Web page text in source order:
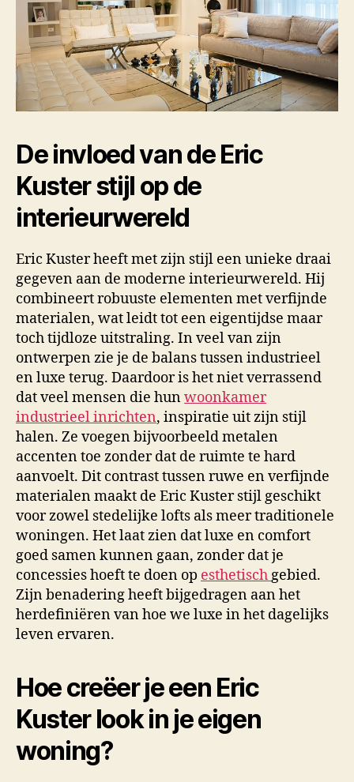
De invloed van de Eric
Kuster stijl op de
interieurwereld
Eric Kuster heeft met zijn stijl een unieke draai
gegeven aan de moderne interieurwereld. Hij
combineert robuuste elementen met verfijnde
materialen, wat leidt tot een eigentijdse maar
toch tijdloze uitstraling. In veel van zijn
ontwerpen zie je de balans tussen industrieel
en luxe terug. Daardoor is het niet verrassend
dat veel mensen die hunwoonkamer
industrieel inrichten, inspiratie uit zijn stijl
halen. Ze voegen bijvoorbeeld metalen
accenten toe zonder dat de ruimte te hard
aanvoelt. Dit contrast tussen ruwe en verfijnde
materialen maakt de Eric Kuster stijl geschikt
voor zowel stedelijke lofts als meer traditionele
woningen. Het laat zien dat luxe en comfort
goed samen kunnen gaan, zonder dat je
concessies hoeft te doen op esthetisch gebied.
Zijn benadering heeft bijgedragen aan het
herdefiniëren van hoe we luxe in het dagelijks
leven ervaren.
Hoe creëer je een Eric
Kuster look in je eigen
woning?